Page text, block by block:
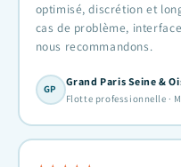
optimisé, discrétion et
cas de problème,
nous recommandons.
GP
Grand Paris Seine &
Flotte professionnelle ·